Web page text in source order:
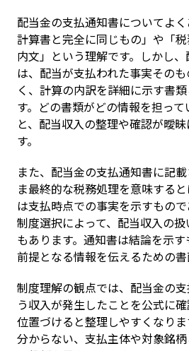
配当金の支払通知書についてよ
計算書と完全に同じもの」や「
内文」という理解です。しかし
は、配当が支払われた事実その
く、計算の内訳を詳細に示す書
す。どの書類がどの情報を担っ
と、配当収入の整理や確認が曖
す。
また、配当金の支払通知書に記
ま最終的な税務処理を意味する
は支払時点での事実を示すもの
制度選択によって、配当収入の
もあります。通知書は結論を示
前提となる情報を伝えるための書
制度理解の観点では、配当金の
う収入が発生したことを公式に
位置づけると整理しやすくなり
分からない、支払主体や対象銘